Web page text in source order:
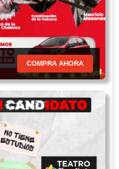
COMPRA AHORA